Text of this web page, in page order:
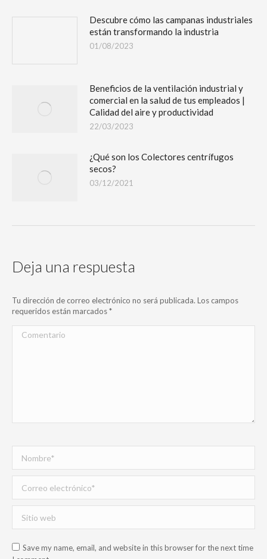
Descubre cómo las campanas industriales
están transformando la industria
01/08/2023
Beneficios de la ventilación industrial y
comercial en la salud de tus empleados |
Calidad del aire y productividad
22/03/2023
¿Qué son los Colectores centrífugos
secos?
03/12/2021
Deja una respuesta
Tu dirección de correo electrónico no será publicada. Los campos
requeridos están marcados*
Comentario
Save my name, email, and website in this browser for the next time